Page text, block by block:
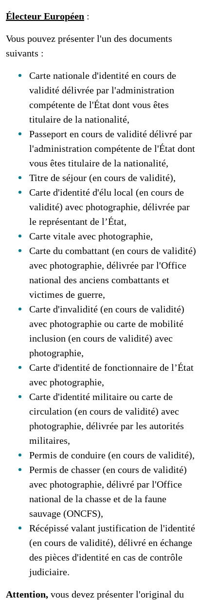
Électeur Européen :
Vous pouvez présenter l'un des documents
suivants :
Carte nationale d'identité en cours de
validité délivrée par l'administration
compétente de l'État dont vous êtes
titulaire de la nationalité,
Passeport en cours de validité délivré par
l'administration compétente de l'État dont
vous êtes titulaire de la nationalité,
Titre de séjour (en cours de validité),
Carte d'identité d'élu local (en cours de
validité) avec photographie, délivrée par
le représentant de l’État,
Carte vitale avec photographie,
Carte du combattant (en cours de validité)
avec photographie, délivrée par l'Office
national des anciens combattants et
victimes de guerre,
Carte d'invalidité (en cours de validité)
avec photographie ou carte de mobilité
inclusion (en cours de validité) avec
photographie,
Carte d'identité de fonctionnaire de l’État
avec photographie,
Carte d'identité militaire ou carte de
circulation (en cours de validité) avec
photographie, délivrée par les autorités
militaires,
Permis de conduire (en cours de validité),
Permis de chasser (en cours de validité)
avec photographie, délivré par l'Office
national de la chasse et de la faune
sauvage (ONCFS),
Récépissé valant justification de l'identité
(en cours de validité), délivré en échange
des pièces d'identité en cas de contrôle
judiciaire.
Attention, vous devez présenter l'original du